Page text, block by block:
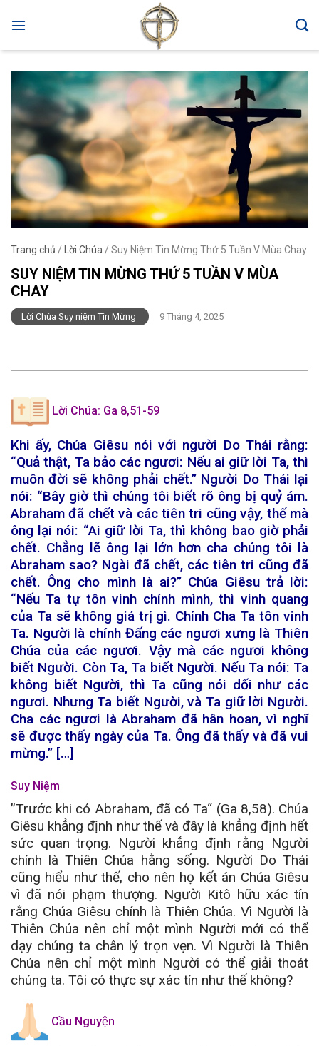
Trang chủ / Lời Chúa / Suy Niệm Tin Mừng Thứ 5 Tuần V Mùa Chay
SUY NIỆM TIN MỪNG THỨ 5 TUẦN V MÙA
CHAY
Lời Chúa Suy niệm Tin Mừng 9 Tháng 4, 2025
Lời Chúa: Ga 8,51-59
Khi ấy, Chúa Giêsu nói với người Do Thái rằng:
“Quả thật, Ta bảo các ngươi: Nếu ai giữ lời Ta, thì
muôn đời sẽ không phải chết.” Người Do Thái lại
nói: “Bây giờ thì chúng tôi biết rõ ông bị quỷ ám.
Abraham đã chết và các tiên tri cũng vậy, thế mà
ông lại nói: “Ai giữ lời Ta, thì không bao giờ phải
chết. Chẳng lẽ ông lại lớn hơn cha chúng tôi là
Abraham sao? Ngài đã chết, các tiên tri cũng đã
chết. Ông cho mình là ai?” Chúa Giêsu trả lời:
“Nếu Ta tự tôn vinh chính mình, thì vinh quang
của Ta sẽ không giá trị gì. Chính Cha Ta tôn vinh
Ta. Người là chính Đấng các ngươi xưng là Thiên
Chúa của các ngươi. Vậy mà các ngươi không
biết Người. Còn Ta, Ta biết Người. Nếu Ta nói: Ta
không biết Người, thì Ta cũng nói dối như các
ngươi. Nhưng Ta biết Người, và Ta giữ lời Người.
Cha các ngươi là Abraham đã hân hoan, vì nghĩ
sẽ được thấy ngày của Ta. Ông đã thấy và đã vui
mừng.” […]
Suy Niệm
”Trước khi có Abraham, đã có Ta“ (Ga 8,58). Chúa
Giêsu khẳng định như thế và đây là khẳng định hết
sức quan trọng. Người khẳng định rằng Người
chính là Thiên Chúa hằng sống. Người Do Thái
cũng hiểu như thế, cho nên họ kết án Chúa Giêsu
vì đã nói phạm thượng. Người Kitô hữu xác tín
rằng Chúa Giêsu chính là Thiên Chúa. Vì Người là
Thiên Chúa nên chỉ một mình Người mới có thể
dạy chúng ta chân lý trọn vẹn. Vì Người là Thiên
Chúa nên chỉ một mình Người có thể giải thoát
chúng ta. Tôi có thực sự xác tín như thế không?
Cầu Nguyện